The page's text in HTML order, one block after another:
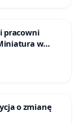
pracowni
w
o zmianę